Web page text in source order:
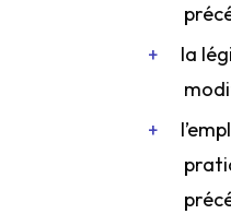
la